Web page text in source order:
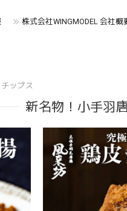
株式会社WINGMODEL 会社概
ップス
新名物！小手羽